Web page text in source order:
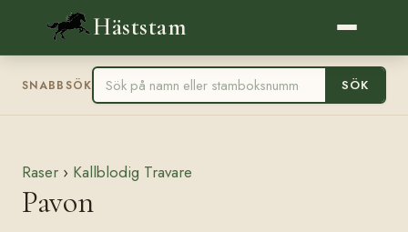
Häststam
SNABBSÖK SÖK
Raser › Kallblodig Travare
Pavon